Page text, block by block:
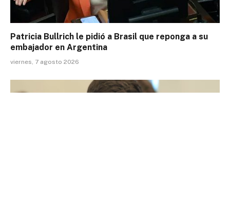
Patricia Bullrich le pidió a Brasil que reponga a su
embajador en Argentina
viernes, 7 agosto 2026